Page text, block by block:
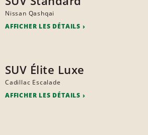
Nissan Qashqai
AFFICHER LES DÉTAILS
SUV Élite Luxe
Cadillac Escalade
AFFICHER LES DÉTAILS